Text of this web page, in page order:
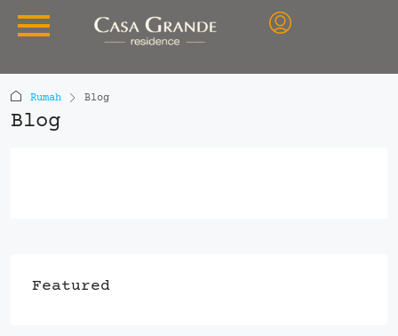
Rumah Blog
Blog
Featured